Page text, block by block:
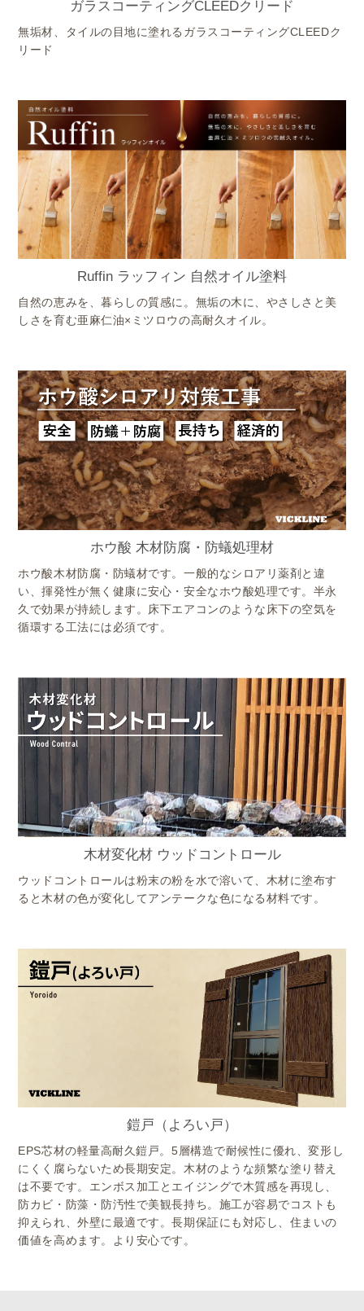
ガラスコーティングCLEEDクリード
無垢材、タイルの目地に塗れるガラスコーティングCLEEDク
リード
Ruffin ラッフィン 自然オイル塗料
自然の恵みを、暮らしの質感に。無垢の木に、やさしさと美
しさを育む亜麻仁油×ミツロウの高耐久オイル。
ホウ酸 木材防腐・防蟻処理材
ホウ酸木材防腐・防蟻材です。一般的なシロアリ薬剤と違
い、揮発性が無く健康に安心・安全なホウ酸処理です。半永
久で効果が持続します。床下エアコンのような床下の空気を
循環する工法には必須です。
木材変化材 ウッドコントロール
ウッドコントロールは粉末の粉を水で溶いて、木材に塗布す
ると木材の色が変化してアンテークな色になる材料です。
鎧戸（よろい戸）
EPS芯材の軽量高耐久鎧戸。5層構造で耐候性に優れ、変形し
にくく腐らないため長期安定。木材のような頻繁な塗り替え
は不要です。エンボス加工とエイジングで木質感を再現し、
防カビ・防藻・防汚性で美観長持ち。施工が容易でコストも
抑えられ、外壁に最適です。長期保証にも対応し、住まいの
価値を高めます。より安心です。